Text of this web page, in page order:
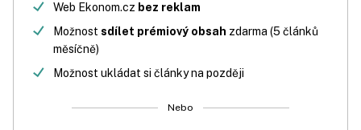
Web Ekonom.cz bez reklam
Možnost sdílet prémiový obsah zdarma (5 článků
měsíčně)
Možnost ukládat si články na později
Nebo